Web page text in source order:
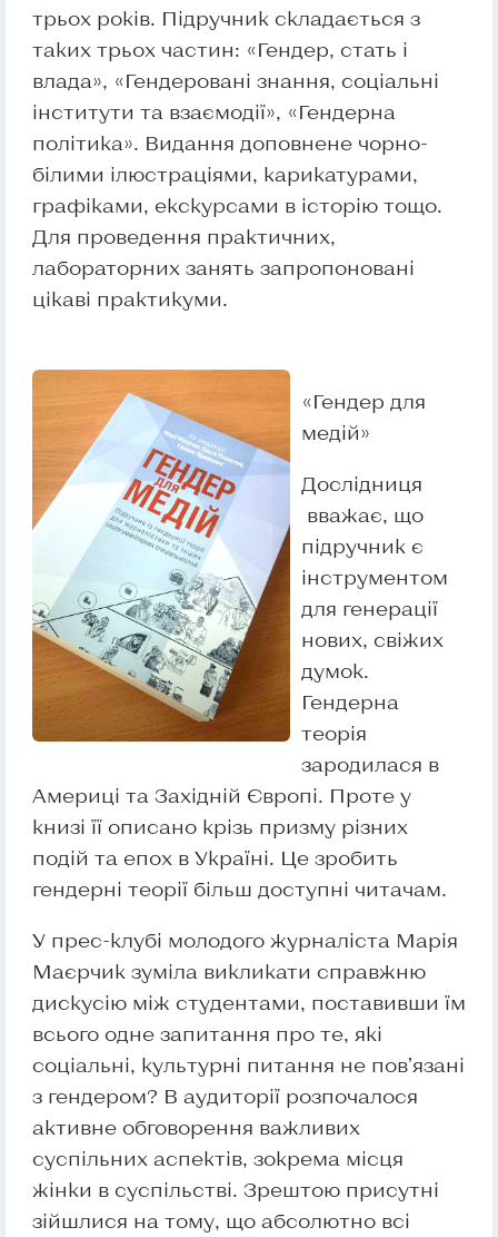
трьох років. Підручник складається з
таких трьох частин: «Гендер, стать і
влада», «Гендеровані знання, соціальні
інститути та взаємодії», «Гендерна
політика». Видання доповнене чорно-
білими ілюстраціями, карикатурами,
графіками, екскурсами в історію тощо.
Для проведення практичних,
лабораторних занять запропоновані
цікаві практикуми.
«Гендер для
медій»
Дослідниця
вважає, що
підручник є
інструментом
для генерації
нових, свіжих
думок.
Гендерна
теорія
зародилася в
Америці та Західній Європі. Проте у
книзі її описано крізь призму різних
подій та епох в Україні. Це зробить
гендерні теорії більш доступні читачам.
У прес-клубі молодого журналіста Марія
Маєрчик зуміла викликати справжню
дискусію між студентами, поставивши їм
всього одне запитання про те, які
соціальні, культурні питання не пов’язані
з гендером? В аудиторії розпочалося
активне обговорення важливих
суспільних аспектів, зокрема місця
жінки в суспільстві. Зрештою присутні
зійшлися на тому, що абсолютно всі